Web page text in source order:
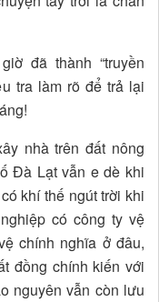
đã thành “truyền
tra làm rõ để trả lại
nhà trên đất nông
Đà Lạt vẫn e dè khi
khí thế ngút trời khi
có công ty vệ
chính nghĩa ở đâu,
đồng chính kiến với
nguyên vẫn còn lưu